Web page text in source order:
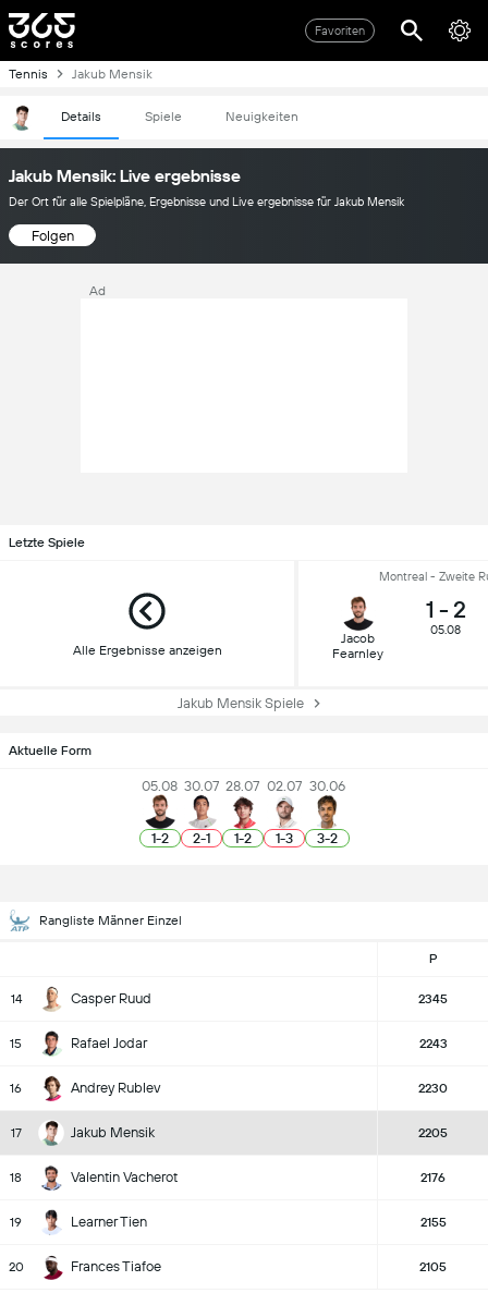
Favoriten
Tennis Jakub Mensik
Details Spiele Neuigkeiten
Jakub Mensik: Live ergebnisse
Der Ort für alle Spielpläne, Ergebnisse und Live ergebnisse für Jakub Mensik
Folgen
Ad
Letzte Spiele
Alle Ergebnisse anzeigen
Montreal - Zweite
Jacob
Fearnley
1 - 2
05.08
Jakub Mensik Spiele
Aktuelle Form
05.08
1-2
30.07
2-1
28.07
1-2
02.07
1-3
30.06
3-2
Rangliste Männer Einzel
P
14 Casper Ruud 2345
15 Rafael Jodar 2243
16 Andrey Rublev 2230
17 Jakub Mensik 2205
18 Valentin Vacherot 2176
19 Learner Tien 2155
20 Frances Tiafoe 2105